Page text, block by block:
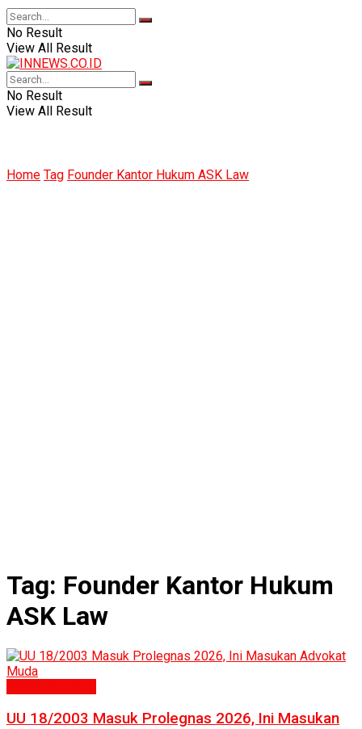
No Result
View All Result
No Result
View All Result
Home Tag Founder Kantor Hukum ASK Law
Tag: Founder Kantor Hukum
ASK Law
UU 18/2003 Masuk Prolegnas 2026, Ini Masukan